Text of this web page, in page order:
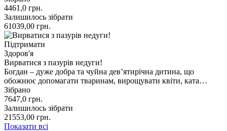
4461,0 грн.
Залишилось зібрати
61039,00 грн.
Підтримати
Здоров'я
Вирватися з пазурів недуги!
Богдан – дуже добра та чуйна дев’ятирічна дитина, що
обожнює допомагати тваринам, вирощувати квіти, ката…
Зібрано
7647,0 грн.
Залишилось зібрати
21553,00 грн.
Показати всі